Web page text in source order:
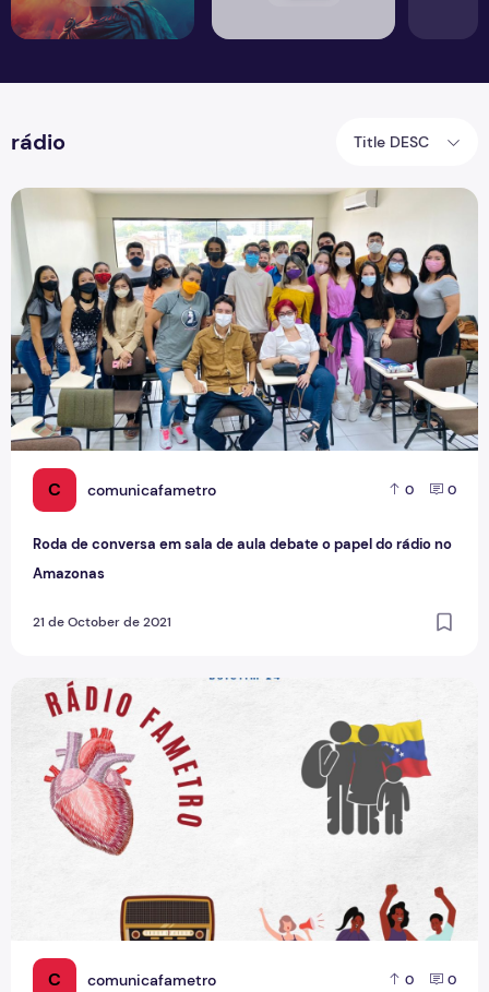
rádio Title DESC
C comunicafametro 0 0
Roda de conversa em sala de aula debate o papel do rádio no
Amazonas
21 de October de 2021
Roda de conversa em sala de aula debate o papel do rádio
C comunicafametro 0 0
Boletim 24- Dia do Rádio, Dia do Coração, Migração dos